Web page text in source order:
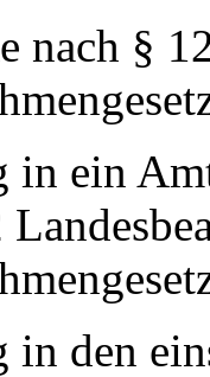
nach §
in ein
in den